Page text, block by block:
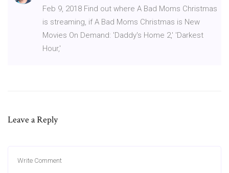
Feb 9, 2018 Find out where A Bad Moms Christmas
is streaming, if A Bad Moms Christmas is New
Movies On Demand: 'Daddy's Home 2,' 'Darkest
Hour,'
Leave a Reply